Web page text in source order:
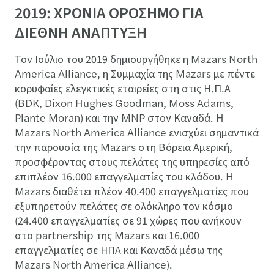
2019: ΧΡΟΝΙΑ ΟΡΟΣΗΜΟ ΓΙΑ
ΔΙΕΘΝΗ ΑΝΑΠΤΥΞΗ
Τον Ιούλιο του 2019 δημιουργήθηκε η Mazars North
America Alliance, η Συμμαχία της Mazars με πέντε
κορυφαίες ελεγκτικές εταιρείες στη στις Η.Π.Α
(BDK, Dixon Hughes Goodman, Moss Adams,
Plante Moran) και την MNP στον Καναδά. H
Mazars North America Alliance ενισχύει σημαντικά
την παρουσία της Mazars στη Bόρεια Αμερική,
προσφέροντας στους πελάτες της υπηρεσίες από
επιπλέον 16.000 επαγγελματίες του κλάδου. H
Mazars διαθέτει πλέον 40.400 επαγγελματίες που
εξυπηρετούν πελάτες σε ολόκληρο τον κόσμο
(24.400 επαγγελματίες σε 91 χώρες που ανήκουν
στο partnership της Mazars και 16.000
επαγγελματίες σε ΗΠΑ και Καναδά μέσω της
Mazars North America Alliance).